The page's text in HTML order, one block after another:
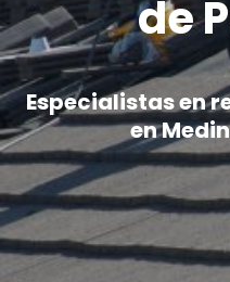
de
Especialistas en
en